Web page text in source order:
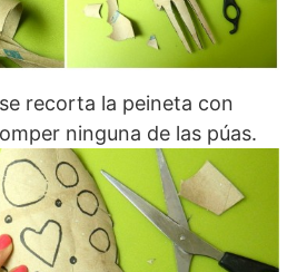
recorta la peineta con
ninguna de las púas.